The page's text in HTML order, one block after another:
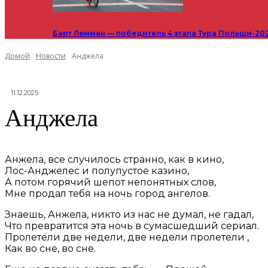
Барт Леммен — победитель 4 этапа Тура Польши-
Домой Новости Анджела
11.12.2025
Анджела
Анжела, все случилось странно, как в кино,
Лос-Анджелес и полупустое казино,
А потом горячий шепот непонятных слов,
Мне продал тебя на ночь город ангелов.
Знаешь, Анжела, никто из нас не думал, не гадал,
Что превратится эта ночь в сумасшедший сериал.
Пролетели две недели, две недели пролетели ,
Как во сне, во сне.